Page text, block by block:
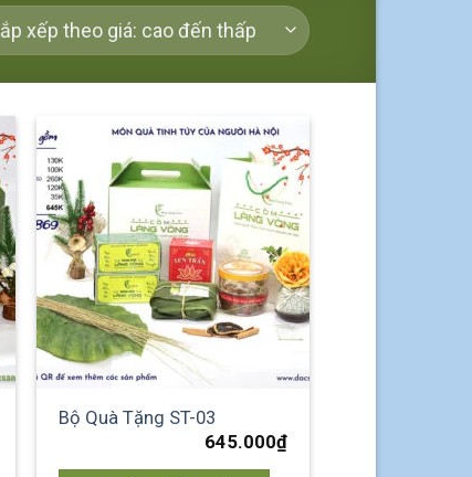
Add to
wishlist
Bộ Quà Tặng ST-03
645.000₫